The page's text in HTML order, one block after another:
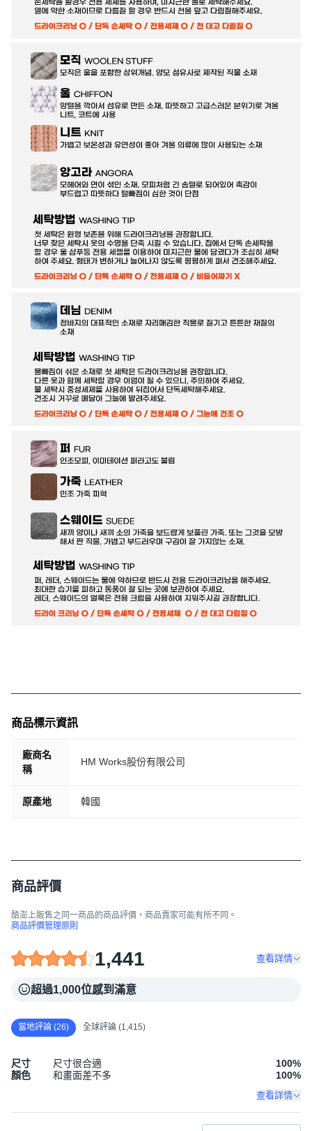
商品標示資訊
廠商名
稱
HM Works股份有限公司
原產地 韓國
商品評價
酷澎上販售之同一商品的商品評價，商品賣家可能有所不同。
商品評價管理原則
1,441 查看詳情
超過1,000位感到滿意
當地評論 (26) 全球評論 (1,415)
尺寸 尺寸很合適 100%
顏色
和畫面差不多 100%
查看詳情